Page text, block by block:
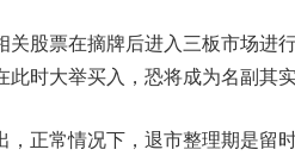
股票在摘牌后进入三板市场进
时大举买入，恐将成为名副其实
常情况下，退市整理期是留时